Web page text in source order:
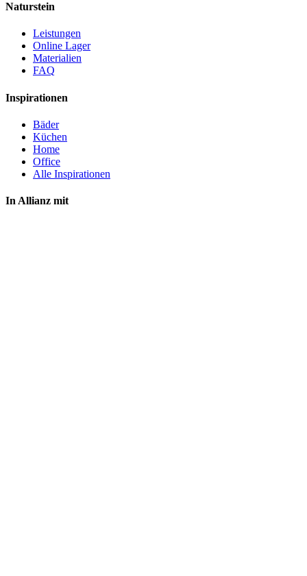
Naturstein
Leistungen
Online Lager
Materialien
FAQ
Inspirationen
Bäder
Küchen
Home
Office
Alle Inspirationen
In Allianz mit